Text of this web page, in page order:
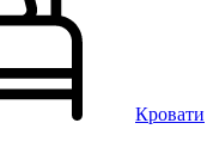
Кровати